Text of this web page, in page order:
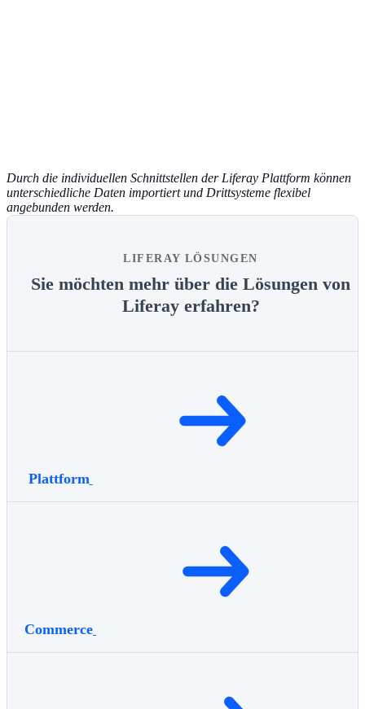
Durch die individuellen Schnittstellen der Liferay Plattform können
unterschiedliche Daten importiert und Drittsysteme flexibel
angebunden werden.
LIFERAY LÖSUNGEN
Sie möchten mehr über die Lösungen von
Liferay erfahren?
Plattform
Commerce